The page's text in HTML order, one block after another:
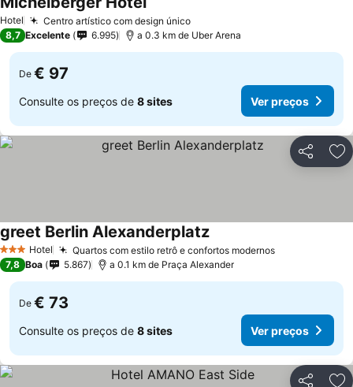
Hotel Centro artístico com design únicoVer preços
Ver preços
8,7 Excelente 6.995 a 0.3 km de Uber Arena
De € 97
Consulte os preços de 8 sites Ver preços
Partilhar
3 EstrelasHotel Quartos com estilo retrô e confortos modernosVer preços
greet Berlin AlexanderplatzVer preços
7,8 Boa 5.867 a 0.1 km de Praça Alexander
De € 73
Consulte os preços de 8 sites Ver preços